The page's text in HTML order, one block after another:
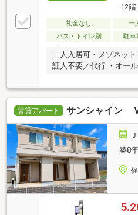
12階
礼金なし 一
バス・トイレ別
駐車
二人入居可・メゾネッ
証人不要／代行 ・オー
賃貸アパート サンシャイン
築8